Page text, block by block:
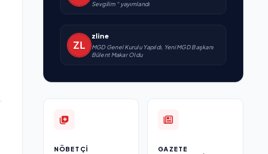
Sevgilim “ yayımlandı
zline
MGD Genel Kurulu Yapıldı, Yeni MGD Başkanı
Bülent Makar Oldu
NÖBETÇI
GAZETE